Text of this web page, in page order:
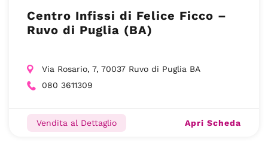
Centro Infissi di Felice Ficco –
Ruvo di Puglia (BA)
Via Rosario, 7, 70037 Ruvo di Puglia BA
080 3611309
Vendita al Dettaglio Apri Scheda